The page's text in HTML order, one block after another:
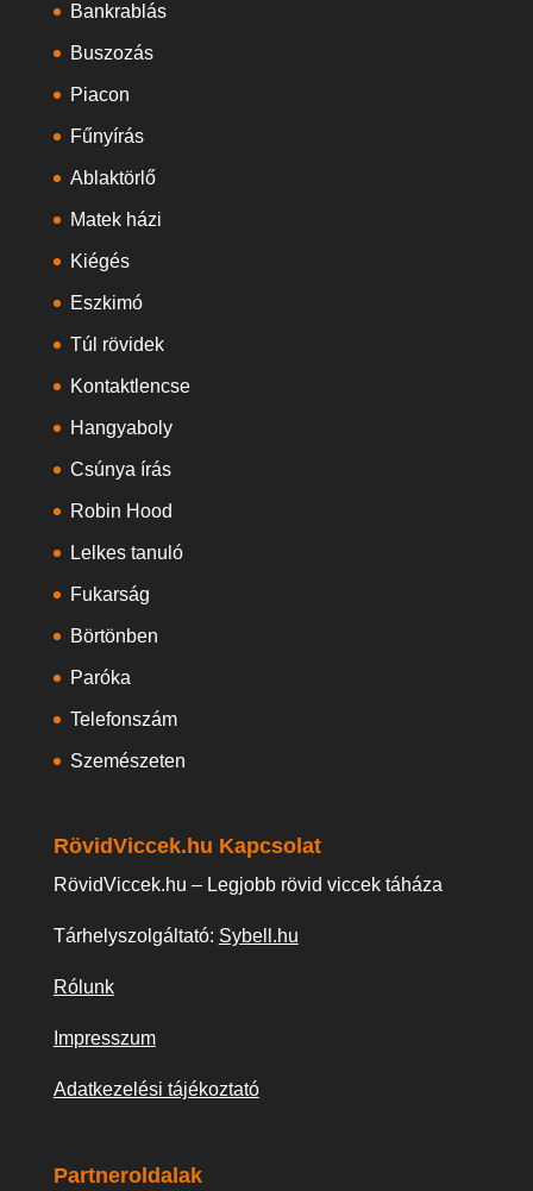
Bankrablás
Buszozás
Piacon
Fűnyírás
Ablaktörlő
Matek házi
Kiégés
Eszkimó
Túl rövidek
Kontaktlencse
Hangyaboly
Csúnya írás
Robin Hood
Lelkes tanuló
Fukarság
Börtönben
Paróka
Telefonszám
Szemészeten
RövidViccek.hu Kapcsolat
RövidViccek.hu – Legjobb rövid viccek táháza
Tárhelyszolgáltató: Sybell.hu
Rólunk
Impresszum
Adatkezelési tájékoztató
Partneroldalak